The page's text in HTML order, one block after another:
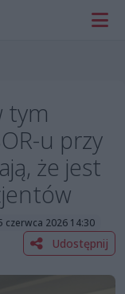
tym
u przy
że jest
czerwca 2026 14:30
Udostępnij